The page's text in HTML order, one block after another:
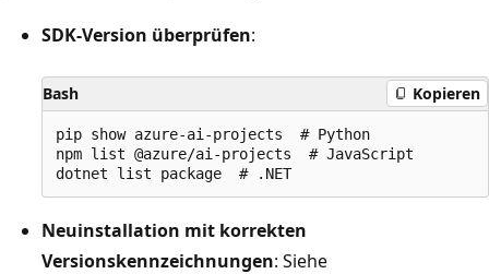
SDK-Version überprüfen:
Bash Kopieren
pip show azure-ai-projects  # Python
npm list @azure/ai-projects  # JavaScript
Neuinstallation mit korrekten
Versionskennzeichnungen: Siehe